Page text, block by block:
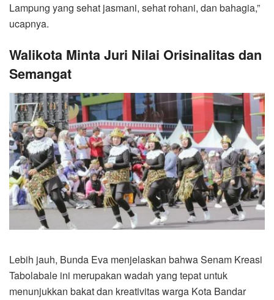
Lampung yang sehat jasmani, sehat rohani, dan bahagia,”
ucapnya.
Walikota Minta Juri Nilai Orisinalitas dan
Semangat
Lebih jauh, Bunda Eva menjelaskan bahwa Senam Kreasi
Tabolabale ini merupakan wadah yang tepat untuk
menunjukkan bakat dan kreativitas warga Kota Bandar